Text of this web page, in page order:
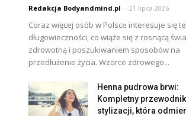
Redakcja Bodyandmind.pl - 21 lipca 2026
Coraz więcej osób w Polsce interesuje się
długowieczności, co wiąże się z rosnącą
zdrowotną i poszukiwaniem sposobów na
przedłużenie życia. Wzorce zdrowego...
Henna pudrowa brwi:
Kompletny
stylizacji, która